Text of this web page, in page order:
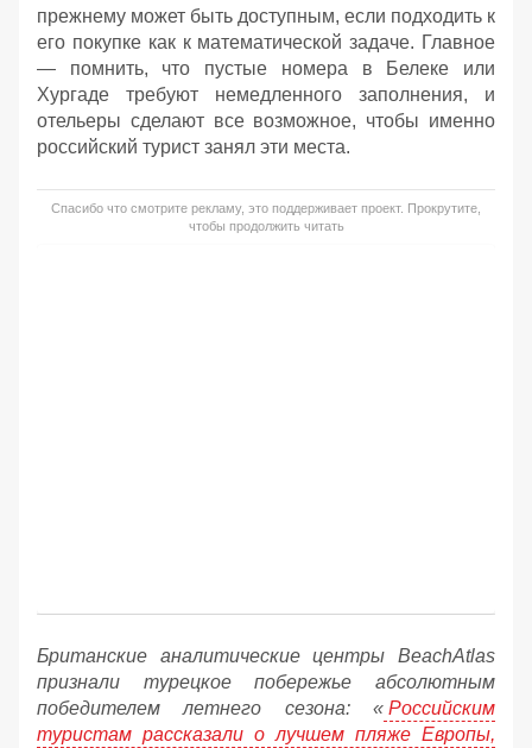
прежнему может быть доступным, если подходить к
его покупке как к математической задаче. Главное
— помнить, что пустые номера в Белеке или
Хургаде требуют немедленного заполнения, и
отельеры сделают все возможное, чтобы именно
российский турист занял эти места.
Спасибо что смотрите рекламу, это поддерживает проект. Прокрутите,
чтобы продолжить читать
Британские аналитические центры BeachAtlas
признали турецкое побережье абсолютным
победителем летнего сезона: « Российским
туристам рассказали о лучшем пляже Европы,